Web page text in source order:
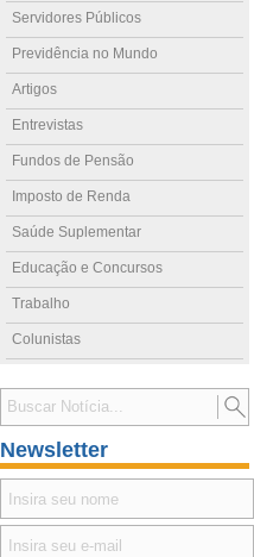
Servidores Públicos
Previdência no Mundo
Artigos
Entrevistas
Fundos de Pensão
Imposto de Renda
Saúde Suplementar
Educação e Concursos
Trabalho
Colunistas
Newsletter